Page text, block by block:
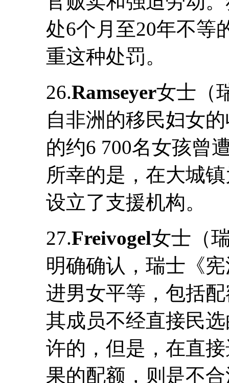
处6个月至20年不等
重这种处罚。
26.Ramseyer女士（
自非洲的移民妇女
的约6 700名女孩曾
所幸的是，在大城
设立了支援机构。
27.Freivogel女士（
明确确认，瑞士《
进男女平等，包括
其成员不经直接民
许的，但是，在直
果的配额，则是不